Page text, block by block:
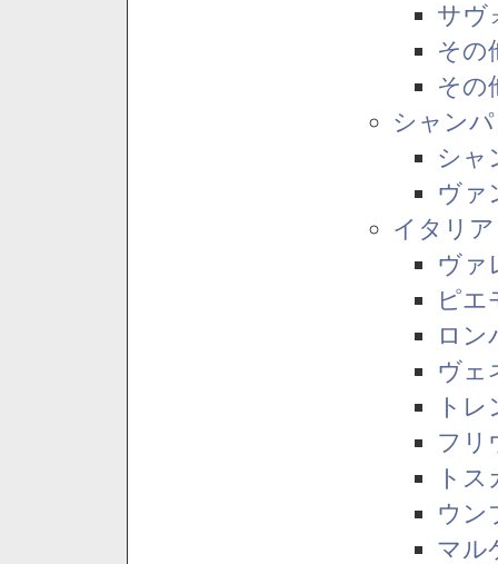
サヴ
その
その
シャン
シャ
ヴァ
イタリア
ヴァ
ピエ
ロン
ヴェ
ト
フリ
ト
ウン
マル